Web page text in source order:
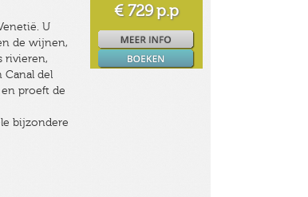
U
de wijnen,
rivieren,
Canal del
proeft de
bijzondere
€ 729p.p